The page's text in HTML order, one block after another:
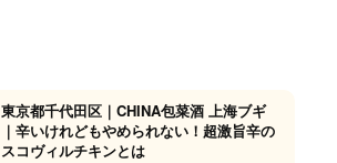
東京都千代田区｜CHINA包菜酒 上海ブギ
｜辛いけれどもやめられない！超激旨辛の
スコヴィルチキンとは